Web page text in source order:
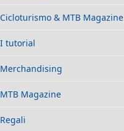
Cicloturismo & MTB Magazine
I tutorial
Merchandising
MTB Magazine
Regali